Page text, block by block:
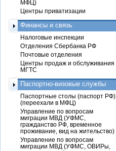
МФЦ)
Центры приватизации
Финансы и связь
Налоговые инспекции
Отделения Сбербанка РФ
Почтовые отделения
Центры продаж и обслуживания
МГТС
Паспортно-визовые службы
Паспортные столы (паспорт РФ)
(переехали в МФЦ)
Управление по вопросам
миграции МВД (УФМС,
гражданство РФ, временное
проживание, вид на жительство)
Управление по вопросам
миграции МВД (УФМС, ОВИРы,